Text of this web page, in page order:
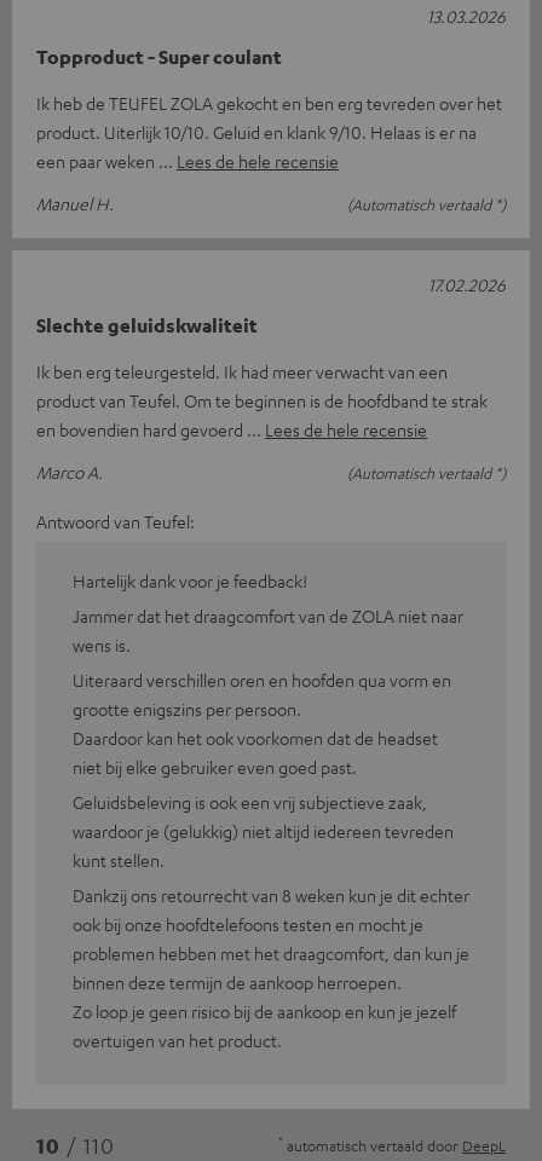
Topproduct - Super coulant
Ik heb de TEUFEL ZOLA gekocht en ben erg tevreden over het
product. Uiterlijk 10/10. Geluid en klank 9/10. Helaas is er na
een paar weken
Lees de hele recensie
Manuel H.
(Automatisch vertaald *)
13.03.2026
Slechte geluidskwaliteit
Ik ben erg teleurgesteld. Ik had meer verwacht van een
product van Teufel. Om te beginnen is de hoofdband te strak
en bovendien hard gevoerd
Lees de hele recensie
Marco A.
(Automatisch vertaald *)
17.02.2026
Antwoord van Teufel:
Hartelijk dank voor je feedback!
Jammer dat het draagcomfort van de ZOLA niet naar
wens is.
Uiteraard verschillen oren en hoofden qua vorm en
grootte enigszins per persoon.
Daardoor kan het ook voorkomen dat de headset
niet bij elke gebruiker even goed past.
Geluidsbeleving is ook een vrij subjectieve zaak,
waardoor je (gelukkig) niet altijd iedereen tevreden
kunt stellen.
Dankzij ons retourrecht van 8 weken kun je dit echter
ook bij onze hoofdtelefoons testen en mocht je
problemen hebben met het draagcomfort, dan kun je
binnen deze termijn de aankoop herroepen.
Zo loop je geen risico bij de aankoop en kun je jezelf
overtuigen van het product.
10 / 110 * automatisch vertaald door DeepL